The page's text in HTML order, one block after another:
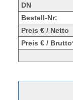
DN
Bestell-Nr:
Preis € / Netto
Preis € /